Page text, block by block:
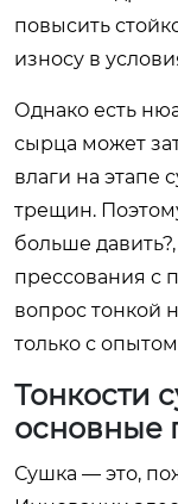
повысить
износу в
Однако есть
сырца может
влаги на этапе
трещин.
больше
прессования с
вопрос тонкой
только с
Тонкости
основные
Сушка — это,